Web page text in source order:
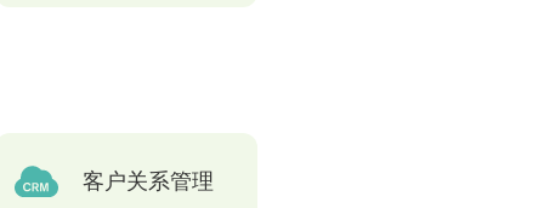
客户关系管理